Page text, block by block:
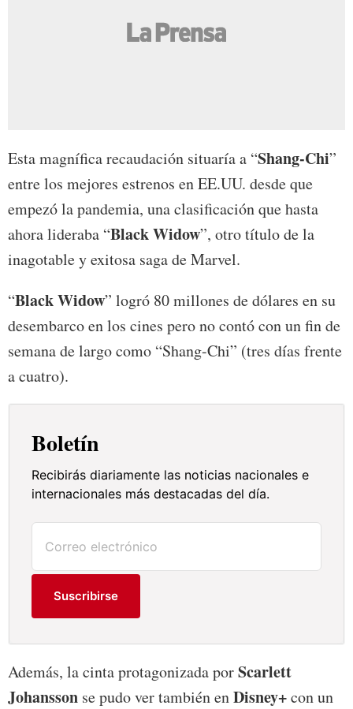
Esta magnífica recaudación situaría a “Shang-Chi”
entre los mejores estrenos en EE.UU. desde que
empezó la pandemia, una clasificación que hasta
ahora lideraba “Black Widow”, otro título de la
inagotable y exitosa saga de Marvel.
“Black Widow” logró 80 millones de dólares en su
desembarco en los cines pero no contó con un fin de
semana de largo como “Shang-Chi” (tres días frente
a cuatro).
Boletín
Recibirás diariamente las noticias nacionales e
internacionales más destacadas del día.
Suscribirse
Además, la cinta protagonizada porScarlett
Johansson se pudo ver también enDisney+con un